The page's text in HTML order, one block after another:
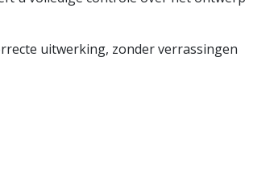
uitwerking, zonder verrassingen